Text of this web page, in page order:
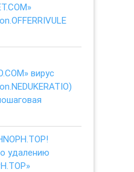
вирус
удалению